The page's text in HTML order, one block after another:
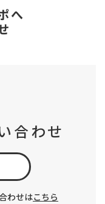
へ
合わせ
わせはこちら